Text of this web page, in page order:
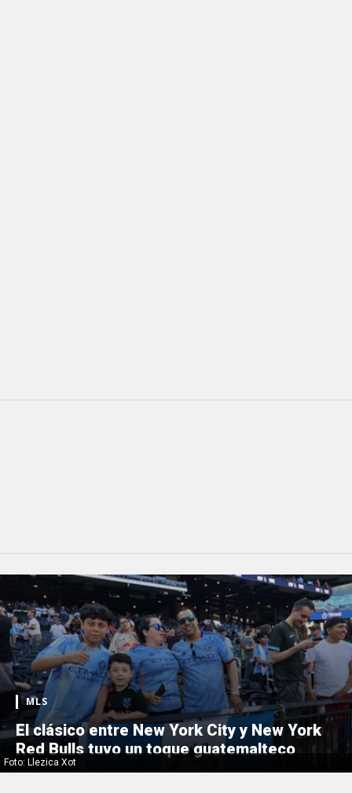
Foto: Llezica Xot
MLS
El clásico entre New York City y New York
Red Bulls tuvo un toque guatemalteco